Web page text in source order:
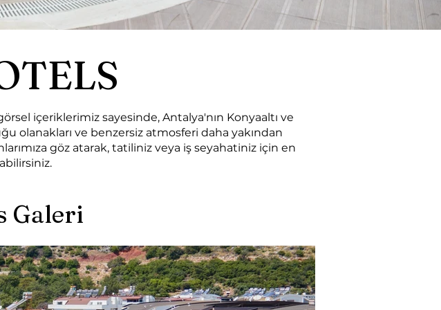
içeriklerimiz sayesinde, Antalya'nın Konyaaltı ve
olanakları ve benzersiz atmosferi daha yakından
göz atarak, tatiliniz veya iş seyahatiniz için en
Galeri